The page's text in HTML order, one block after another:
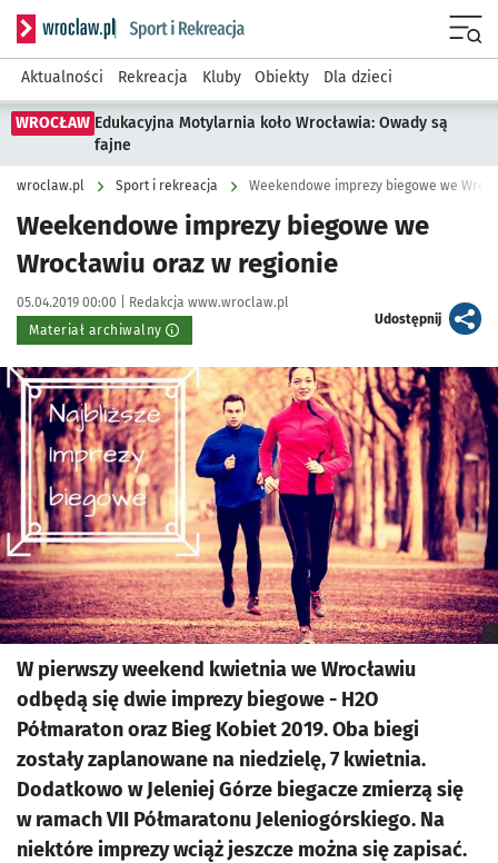
Serwis informacyjny wroclaw.pl podserwis: Sport i rekreacja
Aktualności Rekreacja Kluby Obiekty Dla dzieci
WROCŁAW Edukacyjna Motylarnia koło Wrocławia: Owady są
fajne
wroclaw.pl Sport i rekreacja Weekendowe imprezy biegowe we
Weekendowe imprezy biegowe we
Wrocławiu oraz w regionie
Data publikacji:
05.04.2019 00:00 | Autor:
Redakcja www.wroclaw.pl
Materiał archiwalny
Udostępnijartykuł
Kliknij, aby powiększyć
W pierwszy weekend kwietnia we Wrocławiu
odbędą się dwie imprezy biegowe - H2O
Półmaraton oraz Bieg Kobiet 2019. Oba biegi
zostały zaplanowane na niedzielę, 7 kwietnia.
Dodatkowo w Jeleniej Górze biegacze zmierzą się
w ramach VII Półmaratonu Jeleniogórskiego. Na
niektóre imprezy wciąż jeszcze można się zapisać.